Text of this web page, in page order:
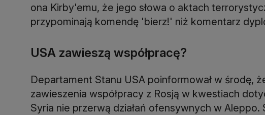
ona Kirby'emu, że jego słowa o aktach
przypominają komendę 'bierz!' niż komentarz
USA zawieszą współpracę?
Departament Stanu USA poinformował w środę,
zawieszenia współpracy z Rosją w kwestiach
Syria nie przerwą działań ofensywnych w